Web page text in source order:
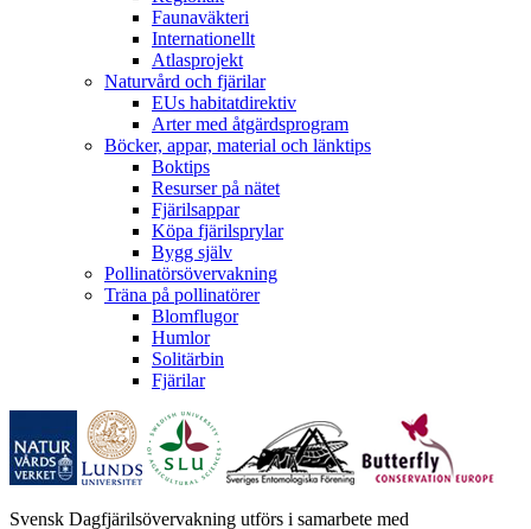
Faunaväkteri
Internationellt
Atlasprojekt
Naturvård och fjärilar
EUs habitatdirektiv
Arter med åtgärdsprogram
Böcker, appar, material och länktips
Boktips
Resurser på nätet
Fjärilsappar
Köpa fjärilsprylar
Bygg själv
Pollinatörsövervakning
Träna på pollinatörer
Blomflugor
Humlor
Solitärbin
Fjärilar
Svensk Dagfjärilsövervakning utförs i samarbete med